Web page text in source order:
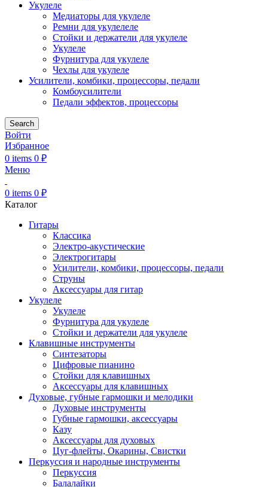
Укулеле
Медиаторы для укулеле
Ремни для укулелеле
Стойки и держатели для укулеле
Укулеле
Фурнитура для укулеле
Чехлы для укулеле
Усилители, комбики, процессоры, педали
Комбоусилители
Педали эффектов, процессоры
Search
Войти
Избранное
0 items 0 ₽
Меню
0 items 0 ₽
Каталог
Гитары
Классика
Электро-акустические
Электрогитары
Усилители, комбики, процессоры, педали
Струны
Аксессуары для гитар
Укулеле
Укулеле
Фурнитура для укулеле
Стойки и держатели для укулеле
Клавишные инструменты
Синтезаторы
Цифровые пианино
Стойки для клавишных
Аксессуары для клавишных
Духовые, губные гармошки и мелодики
Духовые инструменты
Губные гармошки, аксессуары
Казу
Аксессуары для духовых
Цуг-флейты, Окарины, Свистки
Перкуссия и народные инструменты
Перкуссия
Балалайки